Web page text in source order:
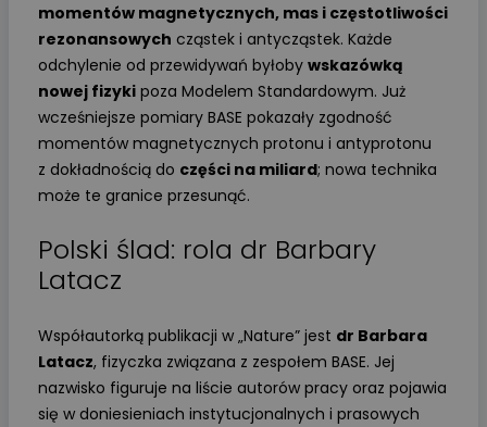
momentów magnetycznych, mas i częstotliwości
rezonansowych cząstek i antycząstek. Każde
odchylenie od przewidywań byłoby wskazówką
nowej fizyki poza Modelem Standardowym. Już
wcześniejsze pomiary BASE pokazały zgodność
momentów magnetycznych protonu i antyprotonu
z dokładnością do części na miliard; nowa technika
może te granice przesunąć.
Polski ślad: rola dr Barbary
Latacz
Współautorką publikacji w „Nature” jest dr Barbara
Latacz, fizyczka związana z zespołem BASE. Jej
nazwisko figuruje na liście autorów pracy oraz pojawia
się w doniesieniach instytucjonalnych i prasowych